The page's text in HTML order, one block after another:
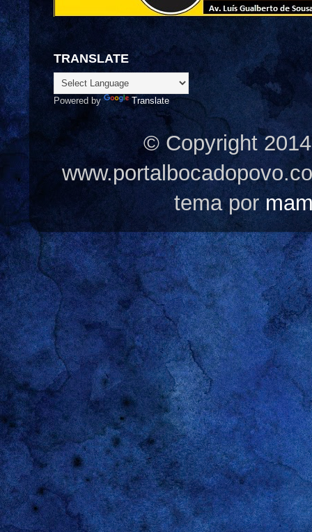
TRANSLATE
Powered by Translate
© Copyright
tema por